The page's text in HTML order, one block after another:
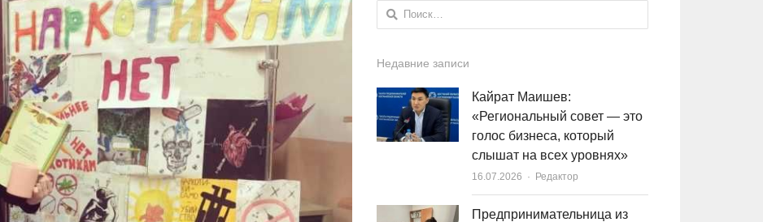
Найти:
Недавние записи
Кайрат Маишев:
«Региональный совет — это
голос бизнеса, который
слышат на всех уровнях»
16.07.2026 Author
Редактор
Предпринимательница из